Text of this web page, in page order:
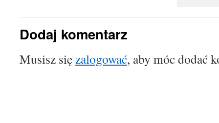
Dodaj komentarz
Musisz sięzalogować, aby móc dodać